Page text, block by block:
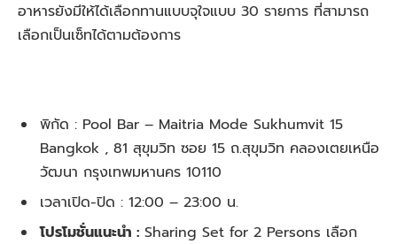
อาหารยังมีให้ได้เลือกทานแบบจุใจแบบ 30 รายการ ที่สามารถ
เลือกเป็นเซ็ทได้ตามต้องการ
พิกัด : Pool Bar – Maitria Mode Sukhumvit 15
Bangkok , 81 สุขุมวิท ซอย 15 ถ.สุขุมวิท คลองเตยเหนือ
วัฒนา กรุงเทพมหานคร 10110
เวลาเปิด-ปิด : 12:00 – 23:00 น.
โปรโมชั่นแนะนำ : Sharing Set for 2 Persons เลือก